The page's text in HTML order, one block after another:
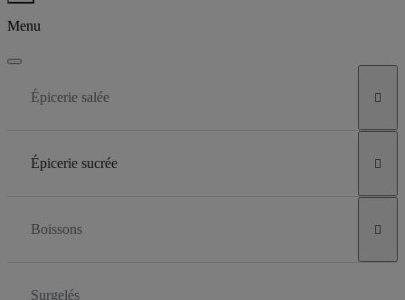
Menu
Épicerie salée 
Épicerie sucrée 
Boissons 
Surgelés